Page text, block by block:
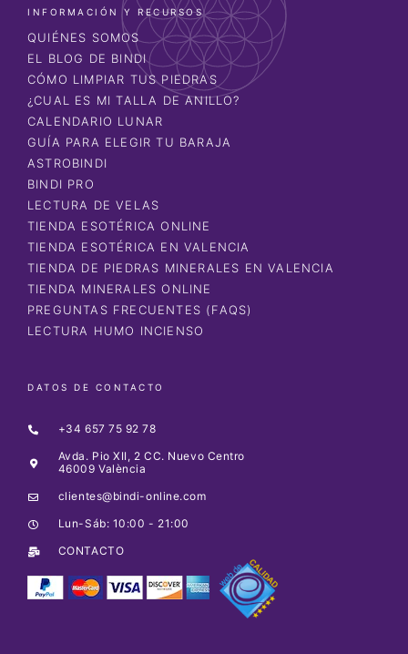
INFORMACIÓN Y RECURSOS
QUIÉNES SOMOS
EL BLOG DE BINDI
CÓMO LIMPIAR TUS PIEDRAS
¿CUAL ES MI TALLA DE ANILLO?
CALENDARIO LUNAR
GUÍA PARA ELEGIR TU BARAJA
ASTROBINDI
BINDI PRO
LECTURA DE VELAS
TIENDA ESOTÉRICA ONLINE
TIENDA ESOTÉRICA EN VALENCIA
TIENDA DE PIEDRAS MINERALES EN VALENCIA
TIENDA MINERALES ONLINE
PREGUNTAS FRECUENTES (FAQS)
LECTURA HUMO INCIENSO
DATOS DE CONTACTO
+34 657 75 92 78
Avda. Pio XII, 2 CC. Nuevo Centro
46009 València
clientes@bindi-online.com
Lun-Sáb: 10:00 - 21:00
CONTACTO